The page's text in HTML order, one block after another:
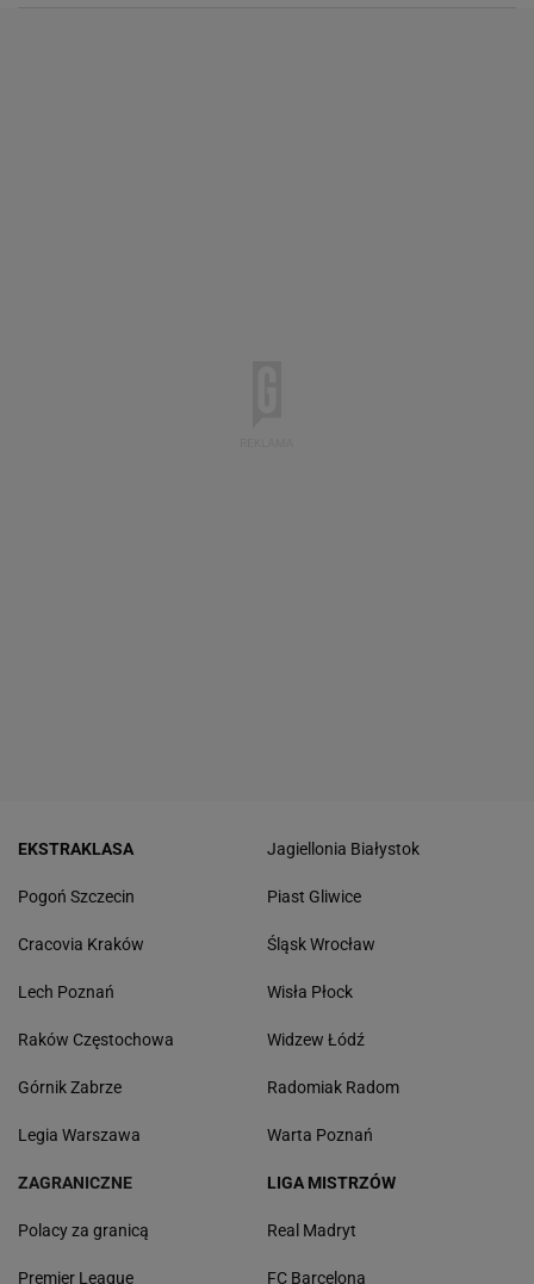
EKSTRAKLASA
Pogoń Szczecin
Cracovia Kraków
Lech Poznań
Raków Częstochowa
Górnik Zabrze
Legia Warszawa
Jagiellonia Białystok
Piast Gliwice
Śląsk Wrocław
Wisła Płock
Widzew Łódź
Radomiak Radom
Warta Poznań
ZAGRANICZNE
Polacy za granicą
Premier League
LIGA MISTRZÓW
Real Madryt
FC Barcelona